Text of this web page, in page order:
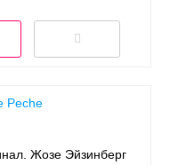
Жозе Эйзинберг